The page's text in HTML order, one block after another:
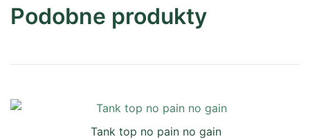
Podobne produkty
Tank top no pain no gain